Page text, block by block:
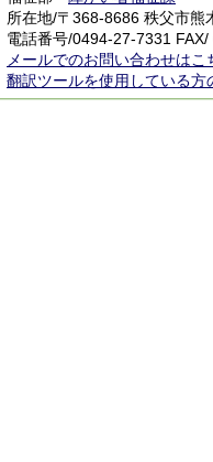
所在地/〒368-8686 秩父市熊
電話番号/0494-27-7331
メールでのお問い合わせはこ
翻訳ツールを使用している方